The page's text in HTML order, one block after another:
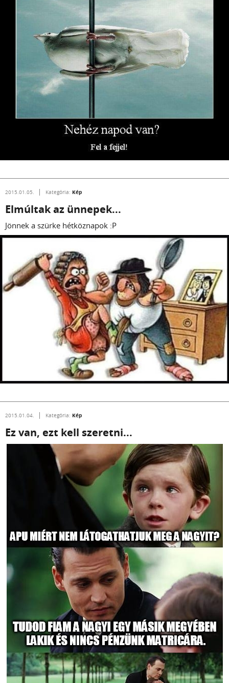
2015.01.05. Kategória: Kép
Elmúltak az ünnepek...
Jönnek a szürke hétköznapok :P
2015.01.04. Kategória: Kép
Ez van, ezt kell szeretni...